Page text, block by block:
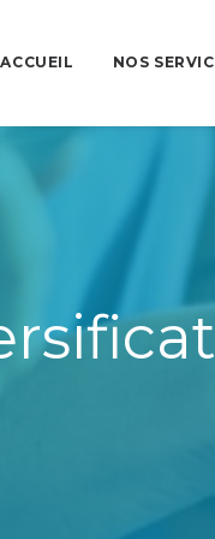
ACCUEIL NOS